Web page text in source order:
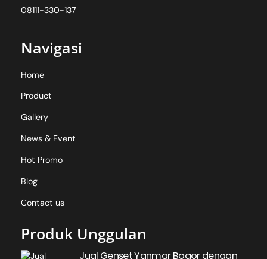
08111-330-137
Navigasi
Home
Product
Gallery
News & Event
Hot Promo
Blog
Contact us
Produk Unggulan
Jual Genset Yanmar Bogor dengan